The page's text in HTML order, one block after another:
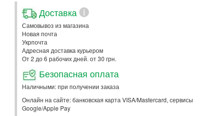
Доставка i
Самовывоз из магазина
Новая почта
Укрпочта
Адресная доставка курьером
От 2 до 6 рабочих дней. от 30 грн.
Безопасная оплата
Наличными: при получении заказа
Онлайн на сайте: банковская карта VISA/Mastercard, сервисы
Google/Apple Pay